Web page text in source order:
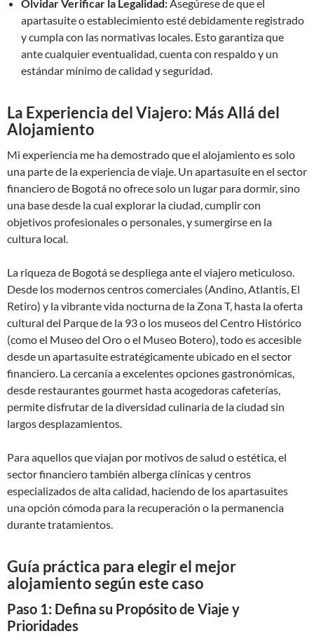
Olvidar Verificar la Legalidad:Asegúrese de que el
apartasuite o establecimiento esté debidamente registrado
y cumpla con las normativas locales. Esto garantiza que
ante cualquier eventualidad, cuenta con respaldo y un
estándar mínimo de calidad y seguridad.
La Experiencia del Viajero: Más Allá del
Alojamiento
Mi experiencia me ha demostrado que el alojamiento es solo
una parte de la experiencia de viaje. Un apartasuite en el sector
financiero de Bogotá no ofrece solo un lugar para dormir, sino
una base desde la cual explorar la ciudad, cumplir con
objetivos profesionales o personales, y sumergirse en la
cultura local.
La riqueza de Bogotá se despliega ante el viajero meticuloso.
Desde los modernos centros comerciales (Andino, Atlantis, El
Retiro) y la vibrante vida nocturna de la Zona T, hasta la oferta
cultural del Parque de la 93 o los museos del Centro Histórico
(como el Museo del Oro o el Museo Botero), todo es accesible
desde un apartasuite estratégicamente ubicado en el sector
financiero. La cercanía a excelentes opciones gastronómicas,
desde restaurantes gourmet hasta acogedoras cafeterías,
permite disfrutar de la diversidad culinaria de la ciudad sin
largos desplazamientos.
Para aquellos que viajan por motivos de salud o estética, el
sector financiero también alberga clínicas y centros
especializados de alta calidad, haciendo de los apartasuites
una opción cómoda para la recuperación o la permanencia
durante tratamientos.
Guía práctica para elegir el mejor
alojamiento según este caso
Paso 1: Defina su Propósito de Viaje y
Prioridades